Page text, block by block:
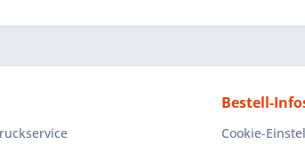
Bestell-
Cookie-